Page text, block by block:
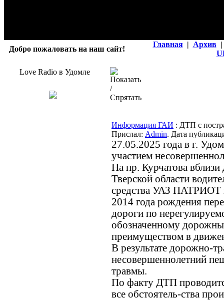
Добро пожаловать на наш сайт!
Главная | Архив |
Love Radio в Удомле
Информация ГАИ : ДТП с
Прислал: Admin. Дата
27.05.2025 года в г.
участием
На пр. Курчатова
Тверской области
средства УАЗ ПАТРИОТ
2014 года рождения
дороги по
обозначенному
преимуществом в
В результате дорожно-
несовершеннолетний
травмы.
По факту ДТП
все обстоятель-ства